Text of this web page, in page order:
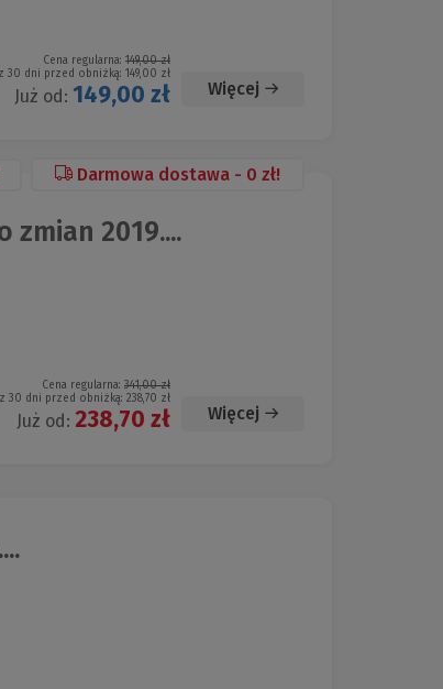
Cena regularna: 149,00 zł
30 dni przed obniżką: 149,00 zł
Już od: 149,00 zł Więcej
Darmowa dostawa - 0 zł!
2019....
Cena regularna: 341,00 zł
30 dni przed obniżką: 238,70 zł
Już od: 238,70 zł Więcej